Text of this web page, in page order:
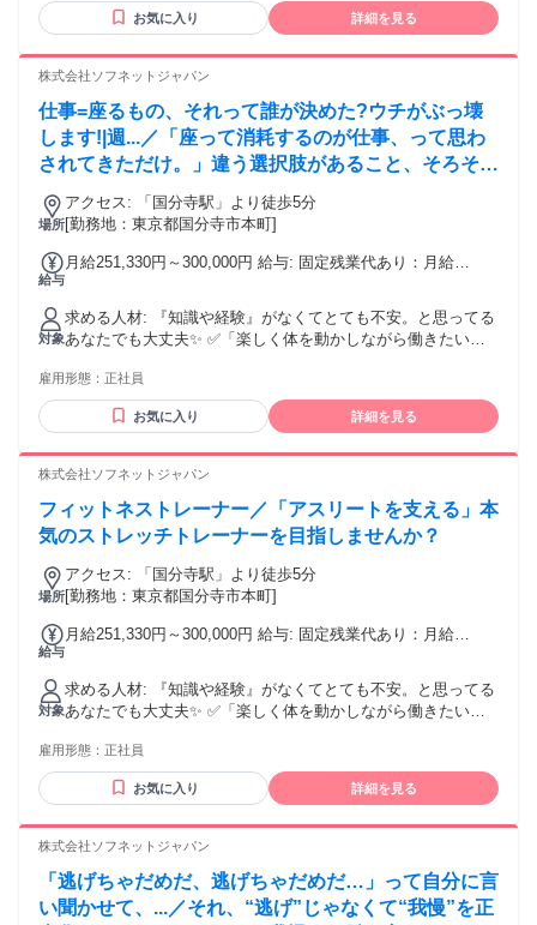
い」 そんな気持ちがあれば、十分スタートライン！ 今は自信
がなくても大丈夫。 お客様と向き合う中で、指名される自
ジャパンで、自分らしい働き方を選びませんか？
お気に入り 詳細を見る
株式会社ソフネットジャパン
仕事=座るもの、それって誰が決めた?ウチがぶっ壊
します!|週...／「座って消耗するのが仕事、って思わ
されてきただけ。」違う選択肢があること、そろそろ
知ってほしい！
場所
アクセス: 「国分寺駅」より徒歩5分
[勤務地：東京都国分寺市本町]
給与
月給251,330円～300,000円 給与: 固定残業代あり：月給
￥55,170（36時間相当分）を含む。36時間を超える残業代は
追加で支給する。
対象
求める人材: 『知識や経験』がなくてとても不安。と思ってる
あなたでも大丈夫✨ ✅「楽しく体を動かしながら働きたい」
トも大切にしたい」 ✅「スポーツ経験を活かした仕事をした
い」 そんな気持ちがあれば、十分スタートライン！ 今は自信
がなくても大丈夫。 お客様と向き合う中で、指名される自
ジャパンで、自分らしい働き方を選びませんか？
雇用形態： 正社員
お気に入り 詳細を見る
株式会社ソフネットジャパン
フィットネストレーナー／「アスリートを支える」本
気のストレッチトレーナーを目指しませんか？
場所
アクセス: 「国分寺駅」より徒歩5分
[勤務地：東京都国分寺市本町]
給与
月給251,330円～300,000円 給与: 固定残業代あり：月給
￥55,170（36時間相当分）を含む。36時間を超える残業代は
追加で支給する。
対象
求める人材: 『知識や経験』がなくてとても不安。と思ってる
あなたでも大丈夫✨ ✅「楽しく体を動かしながら働きたい」
トも大切にしたい」 ✅「スポーツ経験を活かした仕事をした
い」 そんな気持ちがあれば、十分スタートライン！ 今は自信
がなくても大丈夫。 お客様と向き合う中で、指名される自
ジャパンで、自分らしい働き方を選びませんか？
雇用形態： 正社員
お気に入り 詳細を見る
株式会社ソフネットジャパン
「逃げちゃだめだ、逃げちゃだめだ…」って自分に言
い聞かせて、...／それ、“逃げ”じゃなくて“我慢”を正